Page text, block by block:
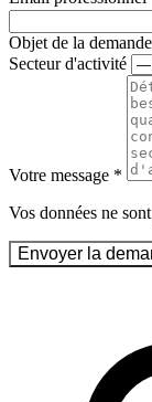
Objet de la demande
Secteur d'activité
Votre message *
Vos données ne
Envoyer la